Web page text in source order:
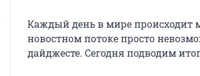
Каждый день в мире происходит
новостном потоке просто
дайджесте. Сегодня подводим